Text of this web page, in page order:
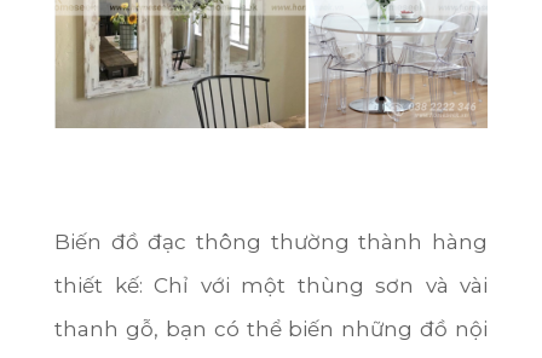
Vĩnh Long
Ninh Bình
Phú Thọ
Phú Yên
Hà Nam
Hà Tĩnh
Biến đồ đạc thông thường thành hàng
thiết kế: Chỉ với một thùng sơn và vài
thanh gỗ, bạn có thể biến những đồ nội